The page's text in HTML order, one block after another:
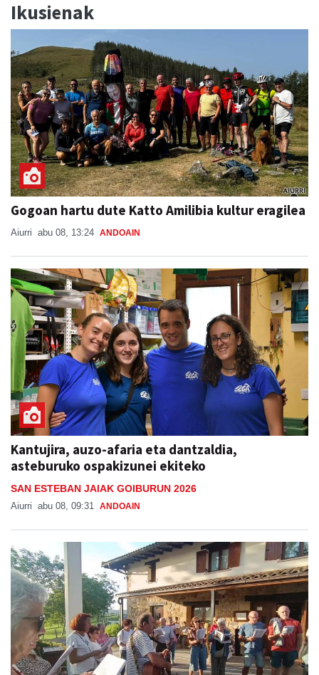
Ikusienak
Gogoan hartu dute Katto Amilibia kultur eragilea
Aiurri abu 08, 13:24 ANDOAIN
Kantujira, auzo-afaria eta dantzaldia,
asteburuko ospakizunei ekiteko
SAN ESTEBAN JAIAK GOIBURUN 2026
Aiurri abu 08, 09:31 ANDOAIN